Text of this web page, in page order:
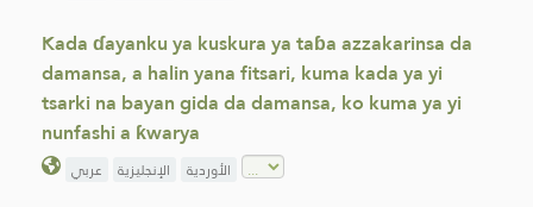
Kada ɗayanku ya kuskura ya taɓa azzakarinsa da
damansa, a halin yana fitsari, kuma kada ya yi
tsarki na bayan gida da damansa, ko kuma ya yi
nunfashi a ƙwarya
عربي الإنجليزية الأوردية